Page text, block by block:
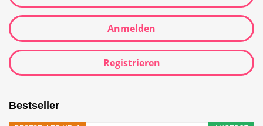
Anmelden
Registrieren
Bestseller